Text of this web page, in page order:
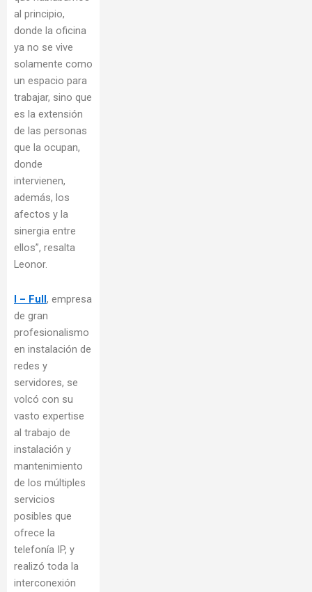
al principio,
donde la oficina
ya no se vive
solamente como
un espacio para
trabajar, sino que
es la extensión
de las personas
que la ocupan,
donde
intervienen,
además, los
afectos y la
sinergia entre
ellos”, resalta
Leonor.
I – Full, empresa
de gran
profesionalismo
en instalación de
redes y
servidores, se
volcó con su
vasto expertise
al trabajo de
instalación y
mantenimiento
de los múltiples
servicios
posibles que
ofrece la
telefonía IP, y
realizó toda la
interconexión